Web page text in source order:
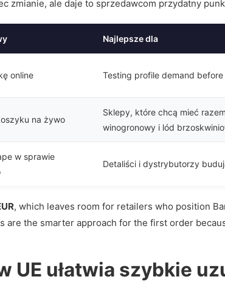
zmianie, ale daje to sprzedawcom przydatny
Najlepsze dla
online Testing profile demand
na żywo
Sklepy, które chcą mieć
winogronowy i lód
w sprawie
Detaliści i dystrybutorzy
, which leaves room for retailers who position
are the smarter approach for the first order
UE ułatwia szybkie